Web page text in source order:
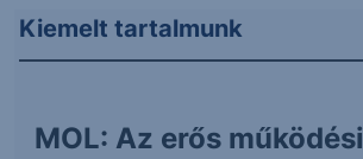
Kiemelt tartalmunk
MOL: Az erős működési